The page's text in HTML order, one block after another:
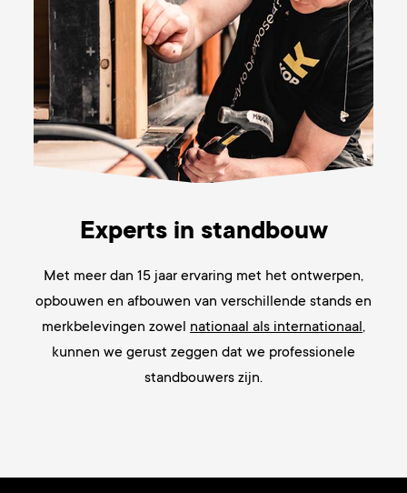
Experts in standbouw
Met meer dan 15 jaar ervaring met het ontwerpen,
opbouwen en afbouwen van verschillende stands en
merkbelevingen zowel nationaal als internationaal ,
kunnen we gerust zeggen dat we professionele
standbouwers zijn.